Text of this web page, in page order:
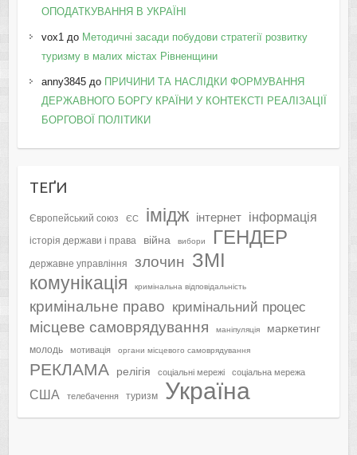
ОПОДАТКУВАННЯ В УКРАЇНІ
vox1до Методичні засади побудови стратегії розвитку
туризму в малих містах Рівненщини
anny3845до ПРИЧИНИ ТА НАСЛІДКИ ФОРМУВАННЯ
ДЕРЖАВНОГО БОРГУ КРАЇНИ У КОНТЕКСТІ РЕАЛІЗАЦІЇ
БОРГОВОЇ ПОЛІТИКИ
ТЕҐИ
Європейський союз ЄС імідж інтернет інформація
історія держави і права війна вибори ГЕНДЕР
державне управління злочин ЗМІ
комунікація кримінальна відповідальність
кримінальне право кримінальний процес
місцеве самоврядування маніпуляція маркетинг
молодь мотивація органи місцевого самоврядування
РЕКЛАМА релігія соціальні мережі соціальна мережа
США телебачення туризм Україна